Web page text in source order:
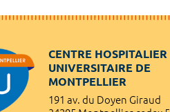
CENTRE HOSPITALIER
UNIVERSITAIRE DE
MONTPELLIER
191 av. du Doyen Giraud